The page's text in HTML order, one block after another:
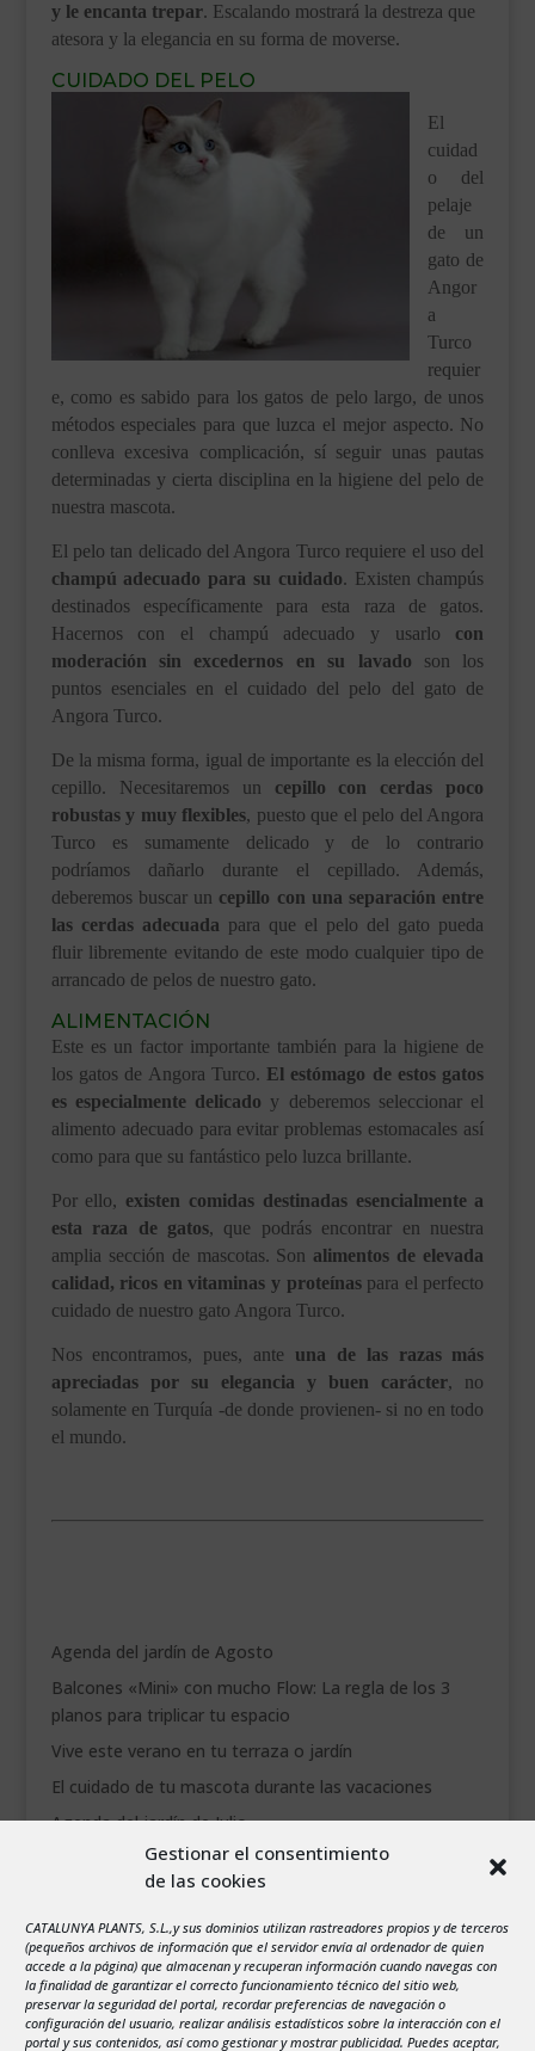
Gestionar el consentimiento
de las cookies
CATALUNYA PLANTS, S.L.,y sus dominios utilizan rastreadores propios y de terceros
(pequeños archivos de información que el servidor envía al ordenador de quien
accede a la página) que almacenan y recuperan información cuando navegas con
la finalidad de garantizar el correcto funcionamiento técnico del sitio web,
preservar la seguridad del portal, recordar preferencias de navegación o
configuración del usuario, realizar análisis estadísticos sobre la interacción con el
portal y sus contenidos, así como gestionar y mostrar publicidad. Puedes aceptar,
y le encanta trepar. Escalando mostrará la destreza que
atesora y la elegancia en su forma de moverse.
CUIDADO DEL PELO
El
cuidad
o del
pelaje
de un
gato de
Angor
a
Turco
requier
e, como es sabido para los gatos de pelo largo, de unos
métodos especiales para que luzca el mejor aspecto. No
conlleva excesiva complicación, sí seguir unas pautas
determinadas y cierta disciplina en la higiene del pelo de
nuestra mascota.
El pelo tan delicado del Angora Turco requiere el uso del
champú adecuado para su cuidado. Existen champús
destinados específicamente para esta raza de gatos.
Hacernos con el champú adecuado y usarlo con
moderación sin excedernos en su lavado son los
puntos esenciales en el cuidado del pelo del gato de
Angora Turco.
De la misma forma, igual de importante es la elección del
cepillo. Necesitaremos un cepillo con cerdas poco
robustas y muy flexibles, puesto que el pelo del Angora
Turco es sumamente delicado y de lo contrario
podríamos dañarlo durante el cepillado. Además,
deberemos buscar un cepillo con una separación entre
las cerdas adecuada para que el pelo del gato pueda
fluir libremente evitando de este modo cualquier tipo de
arrancado de pelos de nuestro gato.
ALIMENTACIÓN
Este es un factor importante también para la higiene de
los gatos de Angora Turco. El estómago de estos gatos
es especialmente delicado y deberemos seleccionar el
alimento adecuado para evitar problemas estomacales así
como para que su fantástico pelo luzca brillante.
Por ello, existen comidas destinadas esencialmente a
esta raza de gatos, que podrás encontrar en nuestra
amplia sección de mascotas. Son alimentos de elevada
calidad, ricos en vitaminas y proteínaspara el perfecto
cuidado de nuestro gato Angora Turco.
Nos encontramos, pues, ante una de las razas más
apreciadas por su elegancia y buen carácter, no
solamente en Turquía -de donde provienen- si no en todo
el mundo.
Agenda del jardín de Agosto
Balcones «Mini» con mucho Flow: La regla de los 3
planos para triplicar tu espacio
Vive este verano en tu terraza o jardín
El cuidado de tu mascota durante las vacaciones
Agenda del jardín de Julio
agosto 2026
1
2
3
4 5 6 7 8
9
10
11 12 13 14 15
16
17
18 19 20 21 22 23